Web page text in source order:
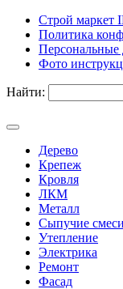
Строй маркет
Политика
Персональные
Фото
Найти:
Дерево
Крепеж
Кровля
ЛКМ
Металл
Сыпучие смеси
Утепление
Электрика
Ремонт
Фасад